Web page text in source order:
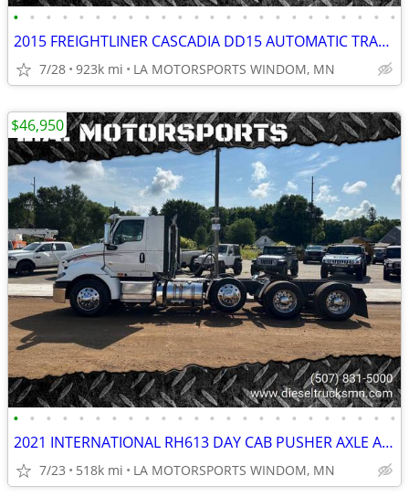
• • • • • • • • • • • • • • • • • • • • • • • •
2015 FREIGHTLINER CASCADIA DD15 AUTOMATIC TRANSMISSION NEW TIRES
7/28 923k mi LA MOTORSPORTS WINDOM, MN
• • • • • • • • • • • • • • • • • • • • • • • •
2021 INTERNATIONAL RH613 DAY CAB PUSHER AXLE AUTOMATIC 518K MILES
7/23 518k mi LA MOTORSPORTS WINDOM, MN
$46,950